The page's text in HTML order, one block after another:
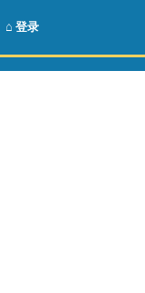
⌂ 登录